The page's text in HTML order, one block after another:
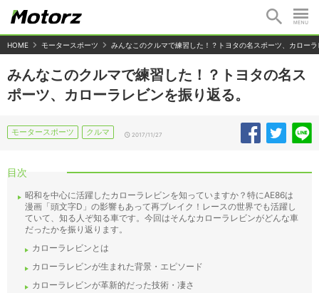
HOME モータースポーツ みんなこのクルマで練習した！？トヨタの名スポーツ、カロー
みんなこのクルマで練習した！？トヨタの名ス
ポーツ、カローラレビンを振り返る。
モータースポーツ クルマ 2017/11/27
目次
昭和を中心に活躍したカローラレビンを知っていますか？特にAE86は
漫画「頭文字D」の影響もあって再ブレイク！レースの世界でも活躍し
ていて、知る人ぞ知る車です。今回はそんなカローラレビンがどんな車
だったかを振り返ります。
カローラレビンとは
カローラレビンが生まれた背景・エピソード
カローラレビンが革新的だった技術・凄さ